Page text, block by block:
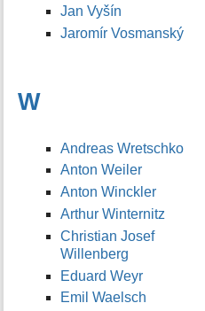
Jan Vyšín
Jaromír Vosmanský
W
Andreas Wretschko
Anton Weiler
Anton Winckler
Arthur Winternitz
Christian Josef
Willenberg
Eduard Weyr
Emil Waelsch